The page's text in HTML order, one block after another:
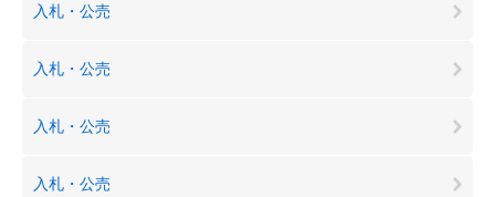
入札・公売
入札・公売
入札・公売
入札・公売